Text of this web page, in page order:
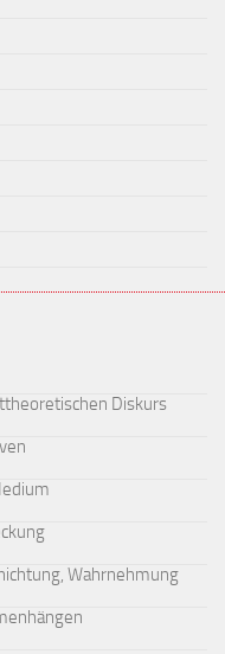
Diskurs
Wahrnehmung